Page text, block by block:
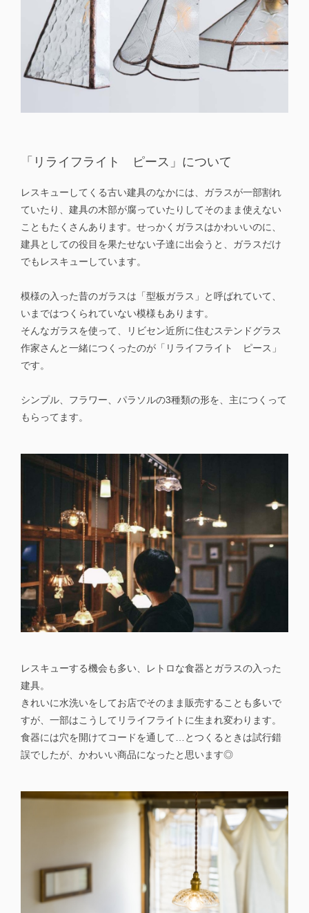
「リライフライト ピース」について
レスキューしてくる古い建具のなかには、ガラスが一部割れ
ていたり、建具の木部が腐っていたりしてそのまま使えない
こともたくさんあります。せっかくガラスはかわいいのに、
建具としての役目を果たせない子達に出会うと、ガラスだけ
でもレスキューしています。
模様の入った昔のガラスは「型板ガラス」と呼ばれていて、
いまではつくられていない模様もあります。
そんなガラスを使って、リビセン近所に住むステンドグラス
作家さんと一緒につくったのが「リライフライト ピース」
です。
シンプル、フラワー、パラソルの3種類の形を、主につくって
もらってます。
レスキューする機会も多い、レトロな食器とガラスの入った
建具。
きれいに水洗いをしてお店でそのまま販売することも多いで
すが、一部はこうしてリライフライトに生まれ変わります。
食器には穴を開けてコードを通して…とつくるときは試行錯
誤でしたが、かわいい商品になったと思います◎